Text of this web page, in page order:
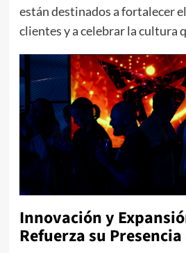
están destinados a fortalecer
clientes y a celebrar la cultura
Innovación y
Refuerza su